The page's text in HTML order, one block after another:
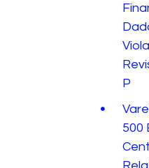
P
500